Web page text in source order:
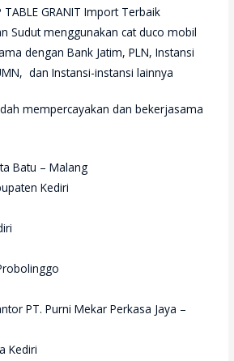
GRANIT Import Terbaik
Sudut menggunakan cat duco mobil
dengan Bank Jatim, PLN, Instansi
dan Instansi-instansi lainnya
mempercayakan dan bekerjasama
Batu – Malang
Kediri
PT. Purni Mekar Perkasa Jaya –
Kediri